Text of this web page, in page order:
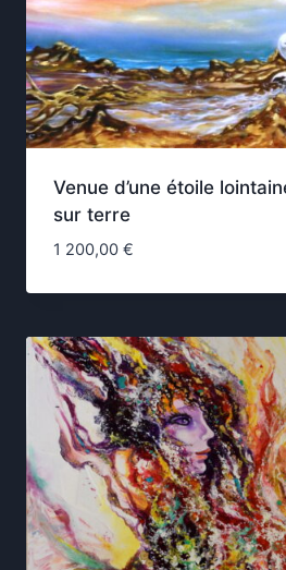
Venue d’une étoile
sur terre
1 200,00 €